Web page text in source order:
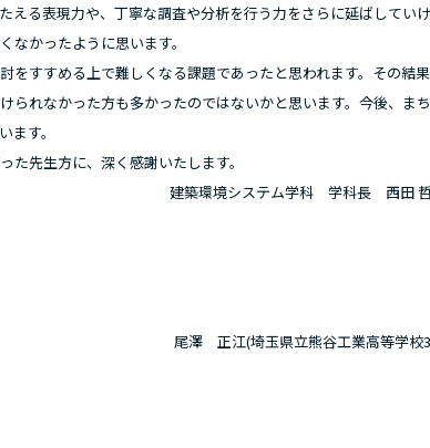
る表現力や、丁寧な調査や分析を行う力をさらに延ばしていけ
かったように思います。
すすめる上で難しくなる課題であったと思われます。その結果
れなかった方も多かったのではないかと思います。今後、ま
す。
先生方に、深く感謝いたします。
建築環境システム学科 学科長 西田
尾澤 正江(埼玉県立熊谷工業高等学校